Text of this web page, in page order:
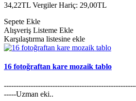
34,22TL Vergiler Hariç: 29,00TL
Sepete Ekle
Alışveriş Listeme Ekle
Karşılaştırma listesine ekle
16 fotoğraftan kare mozaik tablo
-----Uzman eki..